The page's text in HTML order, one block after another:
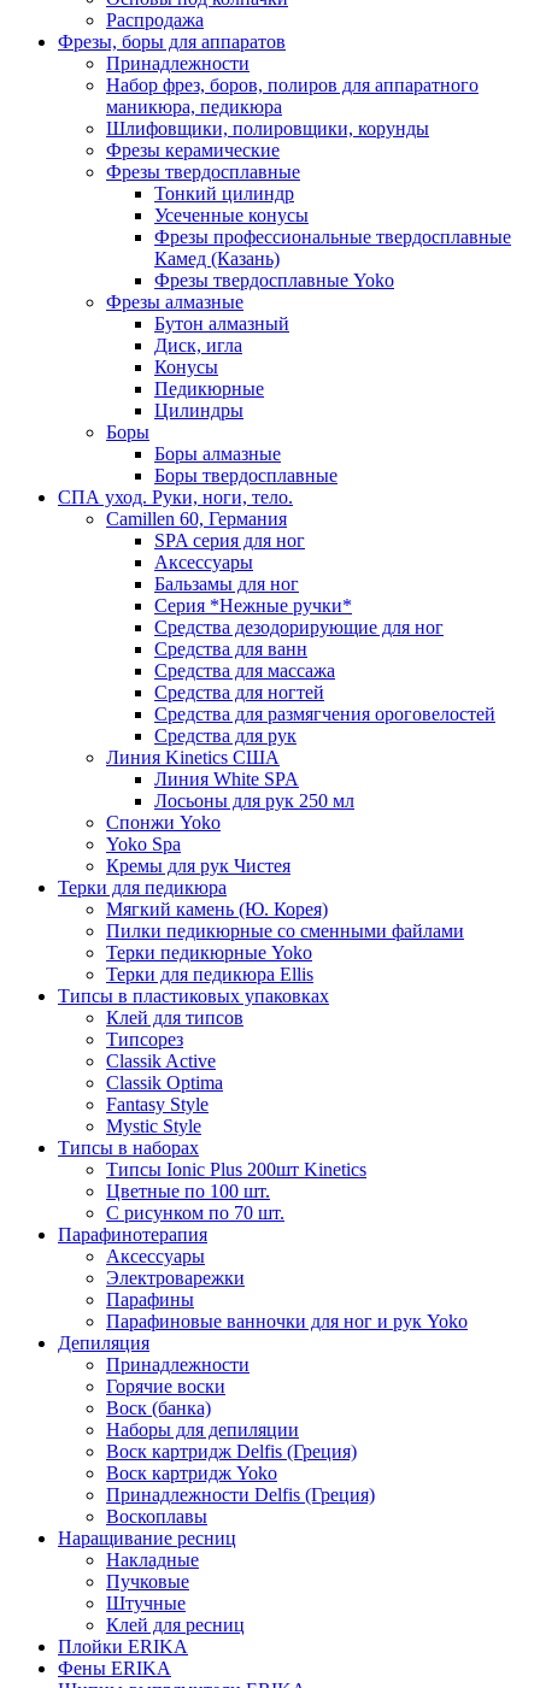
Распродажа
Фрезы, боры для аппаратов
Принадлежности
Набор фрез, боров, полиров для аппаратного
маникюра, педикюра
Шлифовщики, полировщики, корунды
Фрезы керамические
Фрезы твердосплавные
Тонкий цилиндр
Усеченные конусы
Фрезы профессиональные твердосплавные
Камед (Казань)
Фрезы твердосплавные Yoko
Фрезы алмазные
Бутон алмазный
Диск, игла
Конусы
Педикюрные
Цилиндры
Боры
Боры алмазные
Боры твердосплавные
СПА уход. Руки, ноги, тело.
Camillen 60, Германия
SPA серия для ног
Аксессуары
Бальзамы для ног
Серия *Нежные ручки*
Средства дезодорирующие для ног
Средства для ванн
Средства для массажа
Средства для ногтей
Средства для размягчения ороговелостей
Средства для рук
Линия Kinetics США
Линия White SPA
Лосьоны для рук 250 мл
Спонжи Yoko
Yoko Spa
Кремы для рук Чистея
Терки для педикюра
Мягкий камень (Ю. Корея)
Пилки педикюрные со сменными файлами
Терки педикюрные Yoko
Терки для педикюра Ellis
Типсы в пластиковых упаковках
Клей для типсов
Типсорез
Classik Active
Classik Optima
Fantasy Style
Mystic Style
Типсы в наборах
Типсы Ionic Plus 200шт Kinetics
Цветные по 100 шт.
С рисунком по 70 шт.
Парафинотерапия
Аксессуары
Электроварежки
Парафины
Парафиновые ванночки для ног и рук Yoko
Депиляция
Принадлежности
Горячие воски
Воск (банка)
Наборы для депиляции
Воск картридж Delfis (Греция)
Воск картридж Yoko
Принадлежности Delfis (Греция)
Воскоплавы
Наращивание ресниц
Накладные
Пучковые
Штучные
Клей для ресниц
Плойки ERIKA
Фены ERIKA